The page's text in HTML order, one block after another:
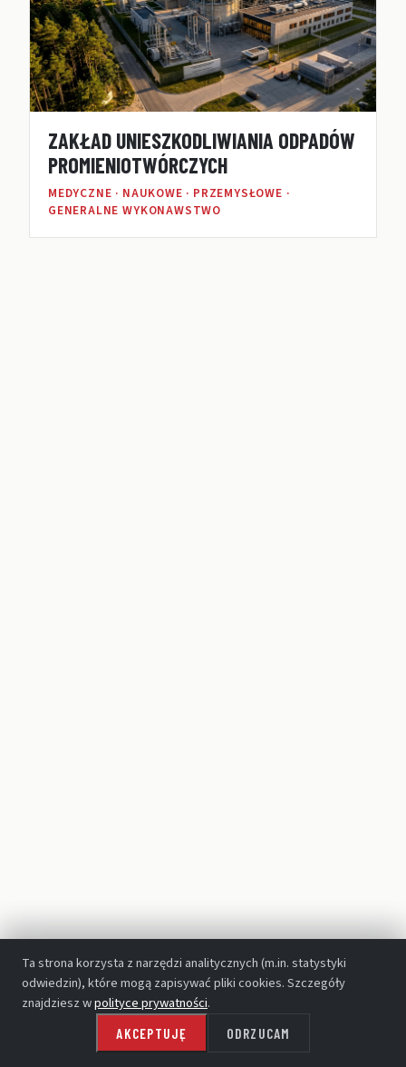
ZAKŁAD UNIESZKODLIWIANIA ODPADÓW
PROMIENIOTWÓRCZYCH
MEDYCZNE · NAUKOWE · PRZEMYSŁOWE ·
GENERALNE WYKONAWSTWO
Ta strona korzysta z narzędzi analitycznych (m.in. statystyki
odwiedzin), które mogą zapisywać pliki cookies. Szczegóły
znajdziesz wpolityce prywatności.
AKCEPTUJĘ ODRZUCAM